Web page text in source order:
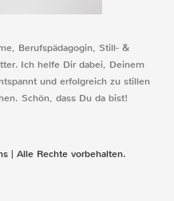
Berufspädagogin, Still- &
Ich helfe Dir dabei, Deinem
und erfolgreich zu stillen
Schön, dass Du da bist!
| Alle Rechte vorbehalten.